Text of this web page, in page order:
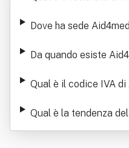
Dove ha sede
Da quando esiste
Qual è il codice IVA
Qual è la tendenza